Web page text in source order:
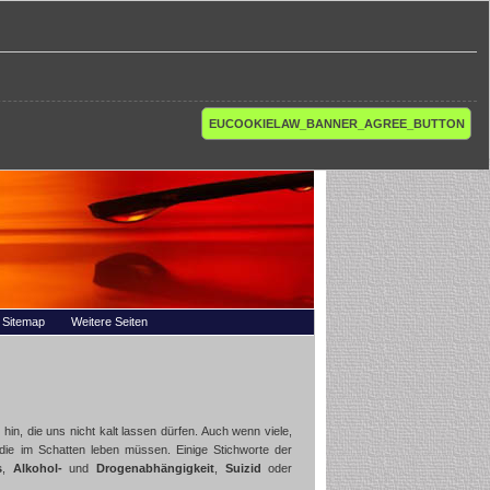
EUCOOKIELAW_BANNER_AGREE_BUTTON
Sitemap Weitere Seiten
die uns nicht kalt lassen dürfen. Auch wenn viele,
im Schatten leben müssen. Einige Stichworte der
Alkohol-und Drogenabhängigkeit, Suizid oder